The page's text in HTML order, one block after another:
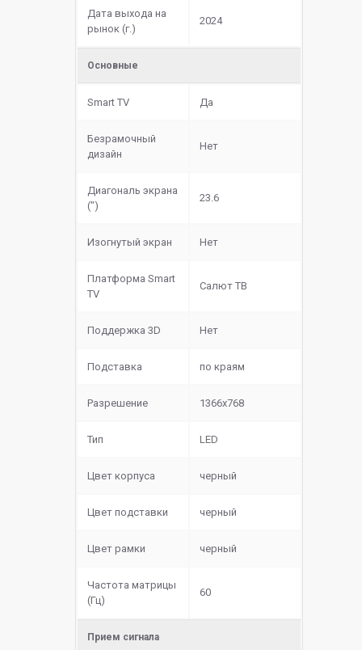
Дата выхода на
рынок (г.)
2024
Основные
Smart TV Да
Безрамочный
дизайн
Нет
Диагональ экрана
(")
23.6
Изогнутый экран Нет
Платформа Smart
TV
Салют ТВ
Поддержка 3D Нет
Подставка по краям
Разрешение 1366x768
Тип LED
Цвет корпуса черный
Цвет подставки черный
Цвет рамки черный
Частота матрицы
(Гц)
60
Прием сигнала